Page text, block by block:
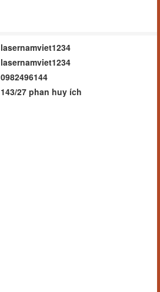
lasernamviet1234
lasernamviet1234
0982496144
143/27 phan huy ích